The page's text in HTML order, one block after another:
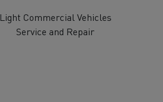
Light Commercial Vehicles
Service and Repair